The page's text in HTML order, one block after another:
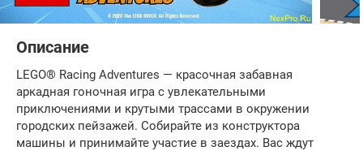
Описание
LEGO® Racing Adventures — красочная забавная
аркадная гоночная игра с увлекательными
приключениями и крутыми трассами в окружении
городских пейзажей. Собирайте из конструктора
машины и принимайте участие в заездах. Вас ждут